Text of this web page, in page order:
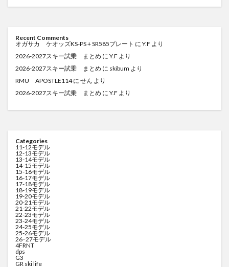
Recent Comments
オガサカ ケオッズKS-PS + SR585プレート に Y.F より
2026-2027スキー試乗 まとめ に Y.F より
2026-2027スキー試乗 まとめ に skibum より
RMU APOSTLE114に せん より
2026-2027スキー試乗 まとめ に Y.F より
Categories
11-12モデル
12-13モデル
13-14モデル
14-15モデル
15-16モデル
16-17モデル
17-18モデル
18-19モデル
19-20モデル
20-21モデル
21-22モデル
22-23モデル
23-24モデル
24-25モデル
25-26モデル
26ｰ27モデル
4FRNT
dps
G3
GR ski life